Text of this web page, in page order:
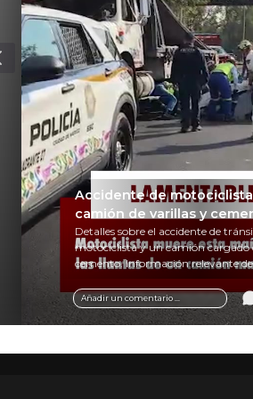
Añadir un comentario ...
Accidente de
camión de varillas y
Detalles sobre el accidente de
motociclista y un camión cargado
cemento. Información relevante
vial y recomendaciones para